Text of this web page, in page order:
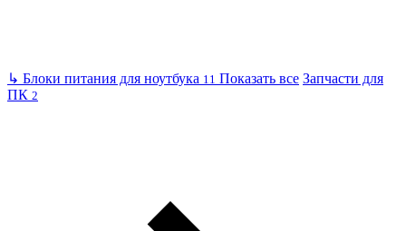
↳ Блоки питания для ноутбука 11 Показать все Запчасти для
ПК 2